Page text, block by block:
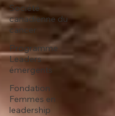
Société
canadienne du
cancer
Programme
Leaders
émergents
Fondation
Femmes en
leadership